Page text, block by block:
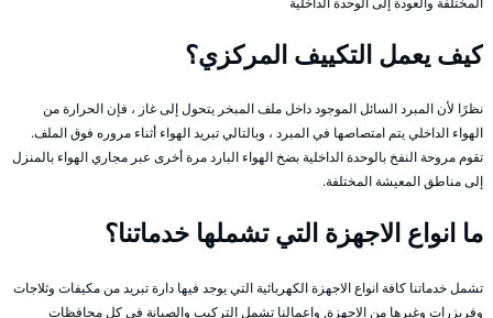
كيف يعمل التكييف المركزي؟
نظرًا لأن المبرد السائل الموجود داخل ملف المبخر يتحول إلى غاز ، فإن الحرارة من
الهواء الداخلي يتم امتصاصها في المبرد ، وبالتالي تبريد الهواء أثناء مروره فوق الملف.
تقوم مروحة النفخ بالوحدة الداخلية بضخ الهواء البارد مرة أخرى عبر مجاري الهواء بالمنزل
إلى مناطق المعيشة المختلفة.
ما انواع الاجهزة التي تشملها خدماتنا؟
تشمل خدماتنا كافة انواع الاجهزة الكهربائية التي يوجد فيها دارة تبريد من مكيفات وثلاجات
وفريزرات وغيرها من الاجهزة, واعمالنا تشمل التركيب والصيانة في كل محافظات